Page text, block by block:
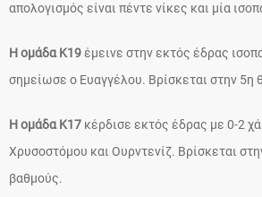
απολογισμός είναι πέντε νίκες και μία
Η ομάδα Κ19έμεινε στην εκτός έδρας
σημείωσε ο Ευαγγέλου. Βρίσκεται στην 5η
Η ομάδα Κ17 κέρδισε εκτός έδρας με 0-2
Χρυσοστόμου και Ουρντενίζ. Βρίσκεται
βαθμούς.